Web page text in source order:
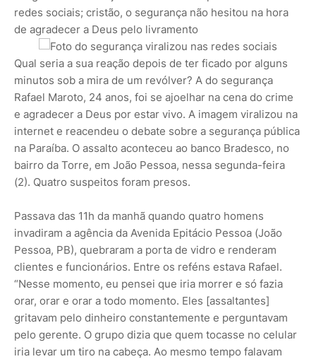
redes sociais; cristão, o segurança não hesitou na hora
de agradecer a Deus pelo livramento
Qual seria a sua reação depois de ter ficado por alguns
minutos sob a mira de um revólver? A do segurança
Rafael Maroto, 24 anos, foi se ajoelhar na cena do crime
e agradecer a Deus por estar vivo. A imagem viralizou na
internet e reacendeu o debate sobre a segurança pública
na Paraíba. O assalto aconteceu ao banco Bradesco, no
bairro da Torre, em João Pessoa, nessa segunda-feira
(2). Quatro suspeitos foram presos.
Passava das 11h da manhã quando quatro homens
invadiram a agência da Avenida Epitácio Pessoa (João
Pessoa, PB), quebraram a porta de vidro e renderam
clientes e funcionários. Entre os reféns estava Rafael.
“Nesse momento, eu pensei que iria morrer e só fazia
orar, orar e orar a todo momento. Eles [assaltantes]
gritavam pelo dinheiro constantemente e perguntavam
pelo gerente. O grupo dizia que quem tocasse no celular
iria levar um tiro na cabeça. Ao mesmo tempo falavam